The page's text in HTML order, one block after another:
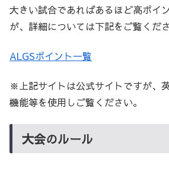
大きい試合であればあるほど高ポイ
が、詳細については下記をご覧くださ
ALGSポイント一覧
※上記サイトは公式サイトですが、
機能等を使用しご覧ください。
大会のルール